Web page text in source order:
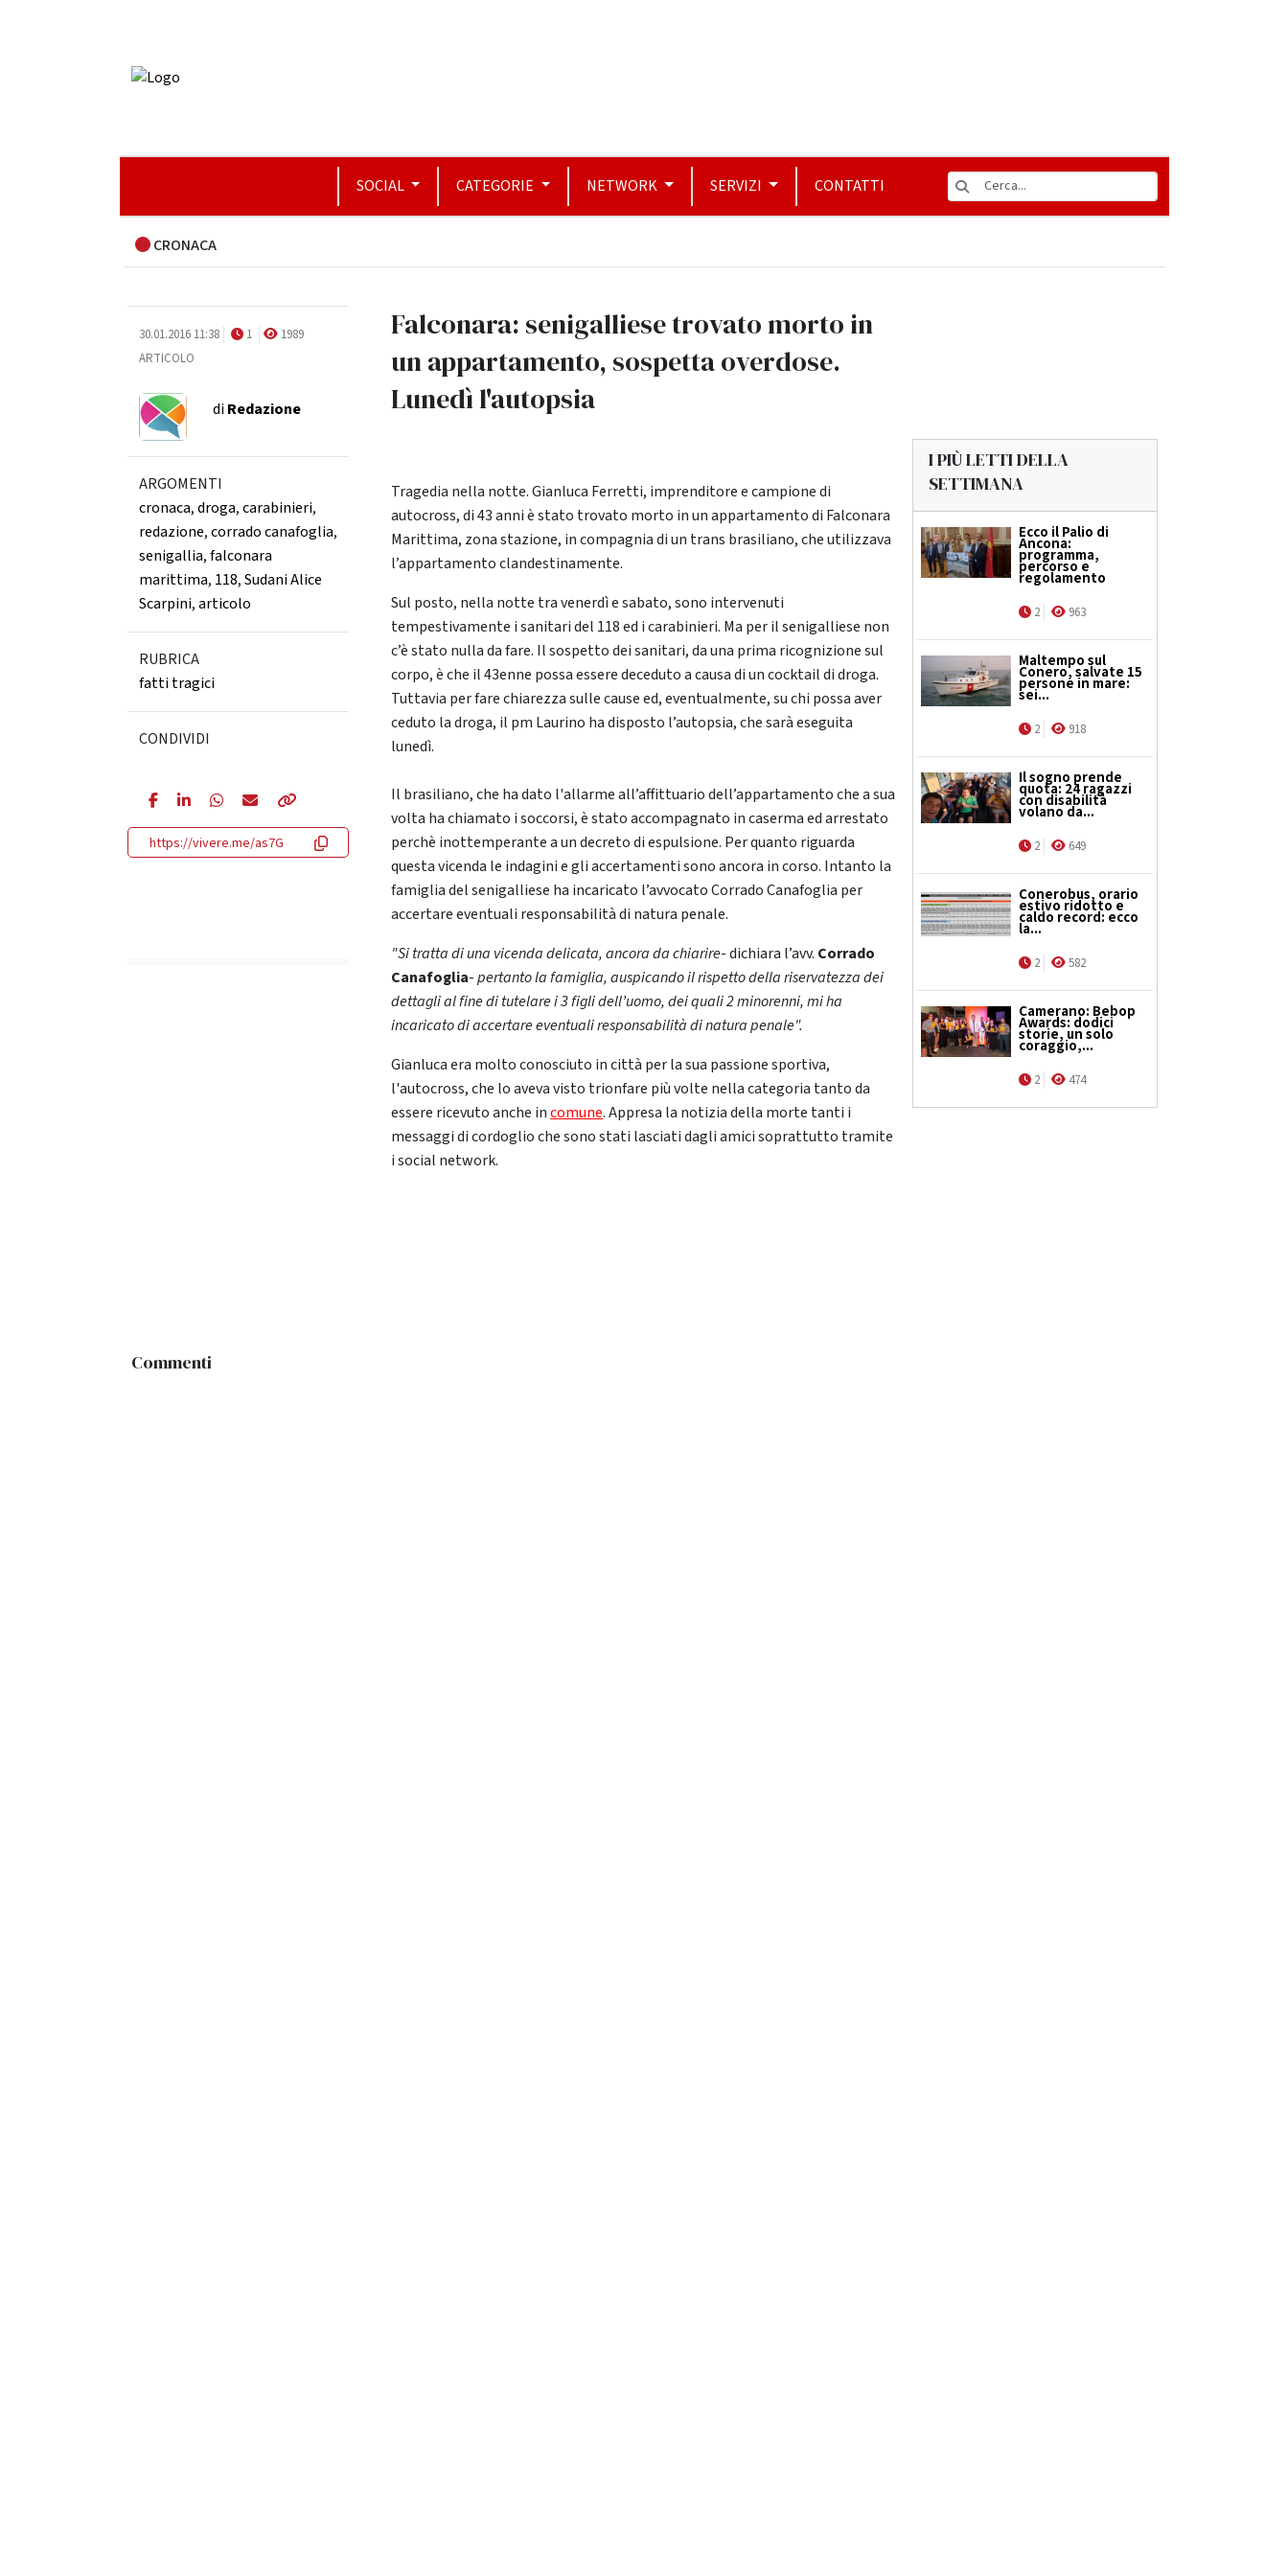
SOCIAL CATEGORIE NETWORK SERVIZI CONTATTI
CRONACA
30.01.2016 11:38 1
1989
ARTICOLO
diRedazione
ARGOMENTI
cronaca,droga,carabinieri,
redazione,corrado canafoglia,
senigallia,falconara
marittima, 118,Sudani Alice
Scarpini,articolo
RUBRICA
fatti tragici
CONDIVIDI
https://vivere.me/as7G
Falconara: senigalliese trovato morto in
un appartamento, sospetta overdose.
Lunedì l'autopsia
Tragedia nella notte. Gianluca Ferretti, imprenditore e campione di
autocross, di 43 anni è stato trovato morto in un appartamento di Falconara
Marittima, zona stazione, in compagnia di un trans brasiliano, che utilizzava
l’appartamento clandestinamente.
Sul posto, nella notte tra venerdì e sabato, sono intervenuti
tempestivamente i sanitari del 118 ed i carabinieri. Ma per il senigalliese non
c’è stato nulla da fare. Il sospetto dei sanitari, da una prima ricognizione sul
corpo, è che il 43enne possa essere deceduto a causa di un cocktail di droga.
Tuttavia per fare chiarezza sulle cause ed, eventualmente, su chi possa aver
ceduto la droga, il pm Laurino ha disposto l’autopsia, che sarà eseguita
lunedì.
Il brasiliano, che ha dato l'allarme all’affittuario dell’appartamento che a sua
volta ha chiamato i soccorsi, è stato accompagnato in caserma ed arrestato
perchè inottemperante a un decreto di espulsione. Per quanto riguarda
questa vicenda le indagini e gli accertamenti sono ancora in corso. Intanto la
famiglia del senigalliese ha incaricato l’avvocato Corrado Canafoglia per
accertare eventuali responsabilità di natura penale.
"Si tratta di una vicenda delicata, ancora da chiarire- dichiara l’avv. Corrado
Canafoglia-pertanto la famiglia, auspicando il rispetto della riservatezza dei
dettagli al fine di tutelare i 3 figli dell’uomo, dei quali 2 minorenni, mi ha
incaricato di accertare eventuali responsabilità di natura penale".
Gianluca era molto conosciuto in città per la sua passione sportiva,
l'autocross, che lo aveva visto trionfare più volte nella categoria tanto da
essere ricevuto anche incomune. Appresa la notizia della morte tanti i
messaggi di cordoglio che sono stati lasciati dagli amici soprattutto tramite
i social network.
I PIÙ LETTI DELLA
SETTIMANA
Ecco il Palio di
Ancona:
programma,
percorso e
regolamento
2 963
Maltempo sul
Conero, salvate 15
persone in mare:
sei...
2 918
Il sogno prende
quota: 24 ragazzi
con disabilità
volano da...
2 649
Conerobus, orario
estivo ridotto e
caldo record: ecco
la...
2 582
Camerano: Bebop
Awards: dodici
storie, un solo
coraggio,...
2 474
Commenti